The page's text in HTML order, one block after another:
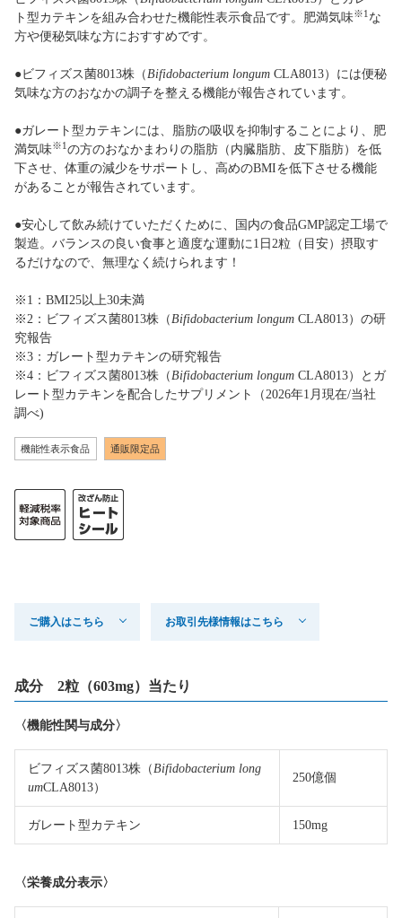
ト型カテキンを組み合わせた機能性表示食品です。肥満気味※1 な
方や便秘気味な方におすすめです。
●ビフィズス菌8013株（Bifidobacterium longum CLA8013）には便秘
気味な方のおなかの調子を整える機能が報告されています。
●ガレート型カテキンには、脂肪の吸収を抑制することにより、肥
満気味※1 の方のおなかまわりの脂肪（内臓脂肪、皮下脂肪）を低
下させ、体重の減少をサポートし、高めのBMIを低下させる機能
があることが報告されています。
●安心して飲み続けていただくために、国内の食品GMP認定工場で
製造。バランスの良い食事と適度な運動に1日2粒（目安）摂取す
るだけなので、無理なく続けられます！
※1：BMI25以上30未満
※2：ビフィズス菌8013株（Bifidobacterium longum CLA8013）の研
究報告
※3：ガレート型カテキンの研究報告
※4：ビフィズス菌8013株（Bifidobacterium longum CLA8013）とガ
レート型カテキンを配合したサプリメント（2026年1月現在/当社
調べ)
機能性表示食品 通販限定品
ご購入はこちら お取引先様情報はこちら
成分 2粒（603mg）当たり
〈機能性関与成分〉
ビフィズス菌8013株（Bifidobacterium long
umCLA8013）
250億個
ガレート型カテキン 150mg
〈栄養成分表示〉